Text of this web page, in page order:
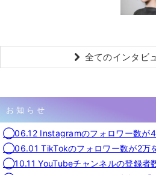
全てのインタビ
お知らせ
◯06.12 Instagramのフォロワー数が4
◯06.01 TikTokのフォロワー数が2万を
◯10.11 YouTubeチャンネルの登録者